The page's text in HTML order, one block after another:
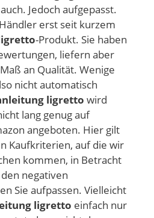
Jedoch aufgepasst.
erst seit kurzem
-Produkt. Sie haben
liefern aber
an Qualität. Wenige
nicht automatisch
ligretto wird
lang genug auf
angeboten. Hier gilt
Kaufkriterien, auf die wir
kommen, in Betracht
negativen
Sie aufpassen. Vielleicht
ligretto einfach nur